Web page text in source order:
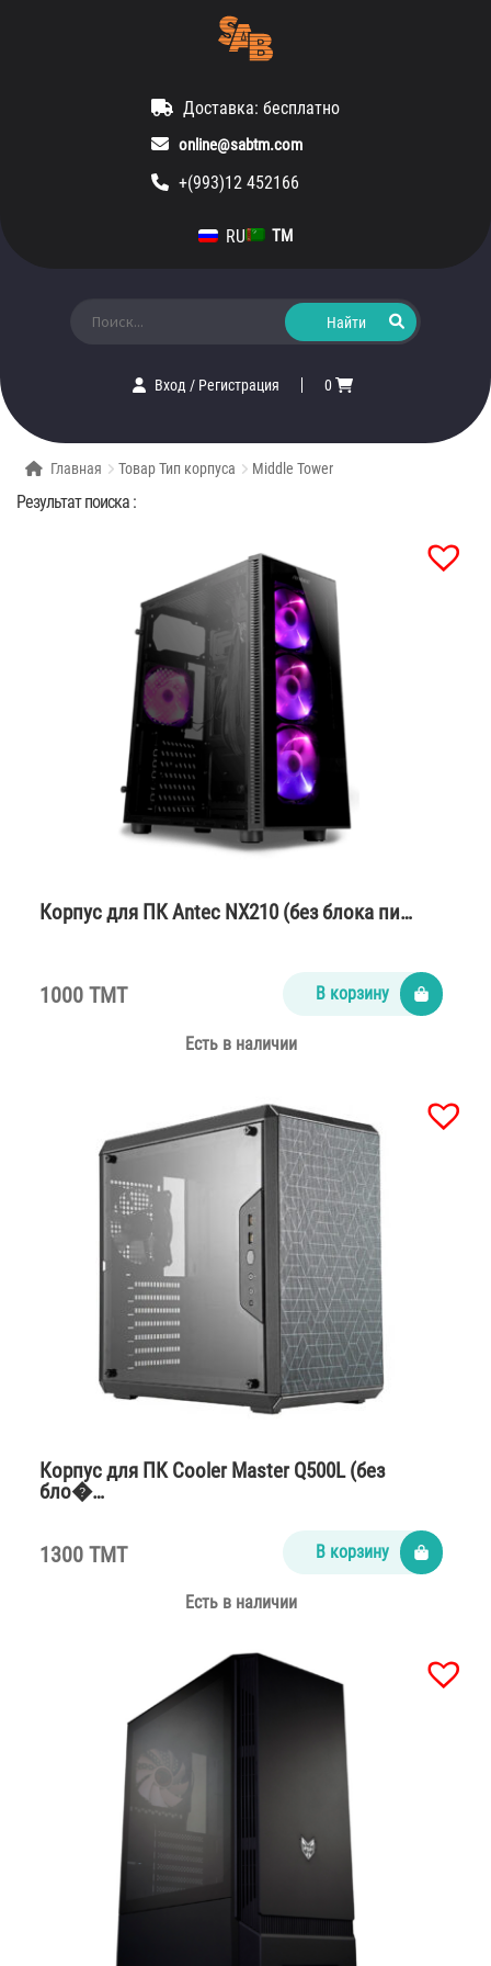
Доставка: бесплатно
online@sabtm.com
+(993)12 452166
RU TM
Вход/ Регистрация 0
Главная Товар Тип корпуса Middle Tower
Результат поиска :
Корпус для ПК Antec NX210 (без блока пи…
1000 TMT В корзину
Есть в наличии
Корпус для ПК Cooler Master Q500L (без
бло�…
1300 TMT В корзину
Есть в наличии